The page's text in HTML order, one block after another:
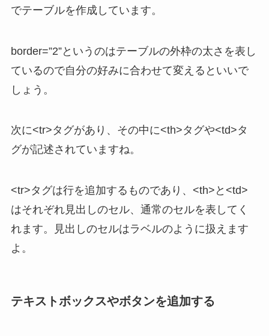
でテーブルを作成しています。
border=”2”というのはテーブルの外枠の太さを表し
ているので自分の好みに合わせて変えるといいで
しょう。
次に<tr>タグがあり、その中に<th>タグや<td>タ
グが記述されていますね。
<tr>タグは行を追加するものであり、<th>と<td>
はそれぞれ見出しのセル、通常のセルを表してく
れます。見出しのセルはラベルのように扱えます
よ。
テキストボックスやボタンを追加する